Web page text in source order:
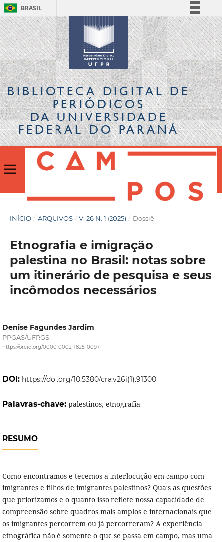
BRASIL
Simplifique!
Comunica BR
Participe
Acesso à informação
Legislação
Canais
BIBLIOTECA DIGITALDE
PERIÓDICOS
DA UNIVERSIDADE
FEDERAL DO PARANÁ
INÍCIO / ARQUIVOS / V. 26 N. 1 (2025) / Dossiê
Etnografia e imigração
palestina no Brasil: notas sobre
um itinerário de pesquisa e seus
incômodos necessários
Denise Fagundes Jardim
PPGAS/UFRGS
https://orcid.org/0000-0002-1825-0097
DOI: https://doi.org/10.5380/cra.v26i(1).91300
Palavras-chave: palestinos, etnografia
RESUMO
Como encontramos e tecemos a interlocução em campo com
imigrantes e filhos de imigrantes palestinos? Quais as questões
que priorizamos e o quanto isso reflete nossa capacidade de
compreensão sobre quadros mais amplos e internacionais que
os imigrantes percorrem ou já percorreram? A experiência
etnográfica não é somente o que se passa em campo, mas uma